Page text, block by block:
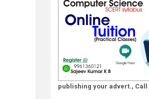
publishing your advert., Call